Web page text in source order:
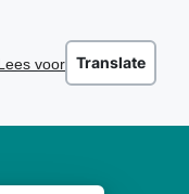
voor Translate